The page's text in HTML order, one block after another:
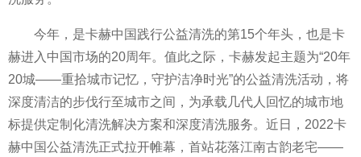
今年，是卡赫中国践行公益清洗的第15个年头，也是卡
赫进入中国市场的20周年。值此之际，卡赫发起主题为“20年
20城——重拾城市记忆，守护洁净时光”的公益清洗活动，将
深度清洁的步伐行至城市之间，为承载几代人回忆的城市地
标提供定制化清洗解决方案和深度清洗服务。 近 日，2022卡
赫中国公益清洗正式拉开帷幕，首站花落江南古韵老宅——